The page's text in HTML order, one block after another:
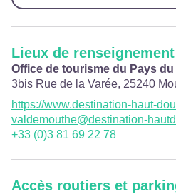
Lieux de renseignement
Office de tourisme du Pays
3bis Rue de la Varée, 25240
https://www.destination-haut-
valdemouthe@destination-
+33 (0)3 81 69 22 78
Accès routiers et